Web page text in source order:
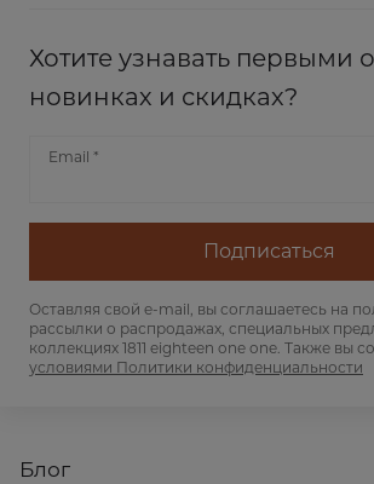
Хотите узнавать первыми
новинках и скидках?
Email *
Подписаться
Оставляя свой e-mail, вы соглашаетесь на
рассылки о распродажах, специальных
коллекциях 1811 eighteen one one. Также вы
условиями Политики конфиденциальности
Блог